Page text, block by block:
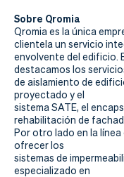
Sobre Qromia
Qromia es la única
clientela un servicio
envolvente del edificio.
destacamos los
de aislamiento de
proyectado y el
sistema SATE, el
rehabilitación de
Por otro lado en la
ofrecer los
sistemas de
especializado en